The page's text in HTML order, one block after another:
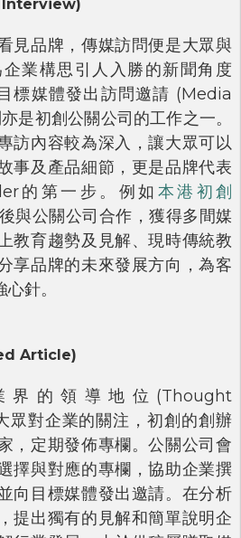
Interview)
見品牌，傳媒訪問便是大眾與
業構思引人入勝的新聞角度
標媒體發出訪問邀請 (Media
是初創公關公司的工作之一。
訪內容較為深入，讓大眾可以
事及產品細節，更是品牌代表
的第一步。例如 本港初創
與公關公司合作，獲得多間媒
教育趨勢及見解、現時傳統教
享品牌的未來發展方向，為客
針。
Article)
的領導地位(Thought
眾對企業的關注，初創的創辦
，定期發佈專欄。公關公司會
擇與對應的專欄，協助企業撰
向目標媒體發出邀請。在分析
提出獨有的見解和簡單說明企